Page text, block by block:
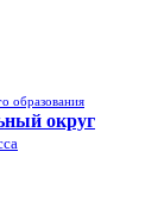
образования
округ